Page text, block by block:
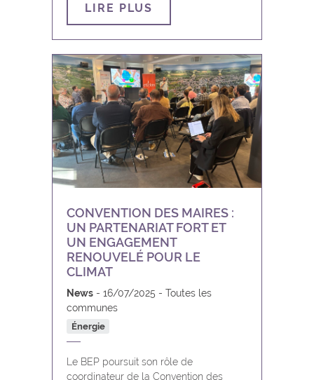
Vresse-sur-Semois
Walcourt
Yvoir
LIRE PLUS
CONVENTION DES MAIRES :
UN PARTENARIAT FORT ET
UN ENGAGEMENT
RENOUVELÉ POUR LE
CLIMAT
News 16/07/2025
Toutes les
communes
Énergie
Le BEP poursuit son rôle de
coordinateur de la Convention des